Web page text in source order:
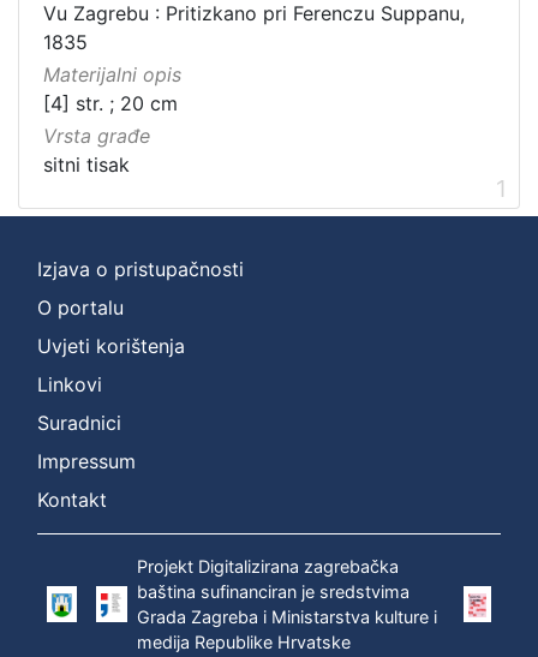
Vu Zagrebu : Pritizkano pri Ferenczu Suppanu,
1835
Materijalni opis
[4] str. ; 20 cm
Vrsta građe
sitni tisak
1
Izjava o pristupačnosti
O portalu
Uvjeti korištenja
Linkovi
Suradnici
Impressum
Kontakt
Projekt Digitalizirana zagrebačka
baština sufinanciran je sredstvima
Grada Zagreba i Ministarstva kulture i
medija Republike Hrvatske